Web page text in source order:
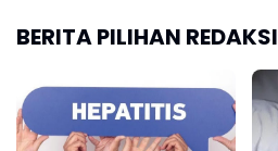
BERITA PILIHAN REDAKSI